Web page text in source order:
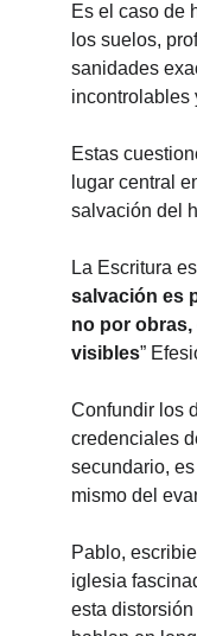
Es el caso de
los suelos,
sanidades
incontrolables
Estas
lugar central
salvación del
La Escritura
salvación es
no por
visibles”
Confundir los
credenciales
secundario,
mismo del
Pablo,
iglesia
esta